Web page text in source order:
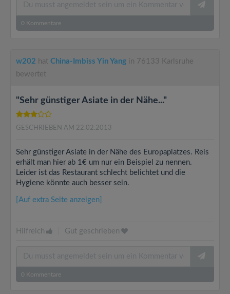
0 Kommentare
w202 hat China-Imbiss Yin Yang in 76133 Karlsruhe
bewertet
"Sehr günstiger Asiate in der Nähe..."
GESCHRIEBEN AM 22.02.2013
Sehr günstiger Asiate in der Nähe des Europaplatzes. Reis
erhält man hier ab 1€ um nur ein Beispiel zu nennen.
Leider ist das Restaurant schlecht belichtet und die
Hygiene könnte auch besser sein.
[Auf extra Seite anzeigen]
Hilfreich Gut geschrieben
0 Kommentare